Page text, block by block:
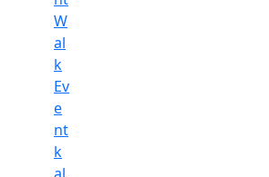
W
al
k
Ev
e
nt
k